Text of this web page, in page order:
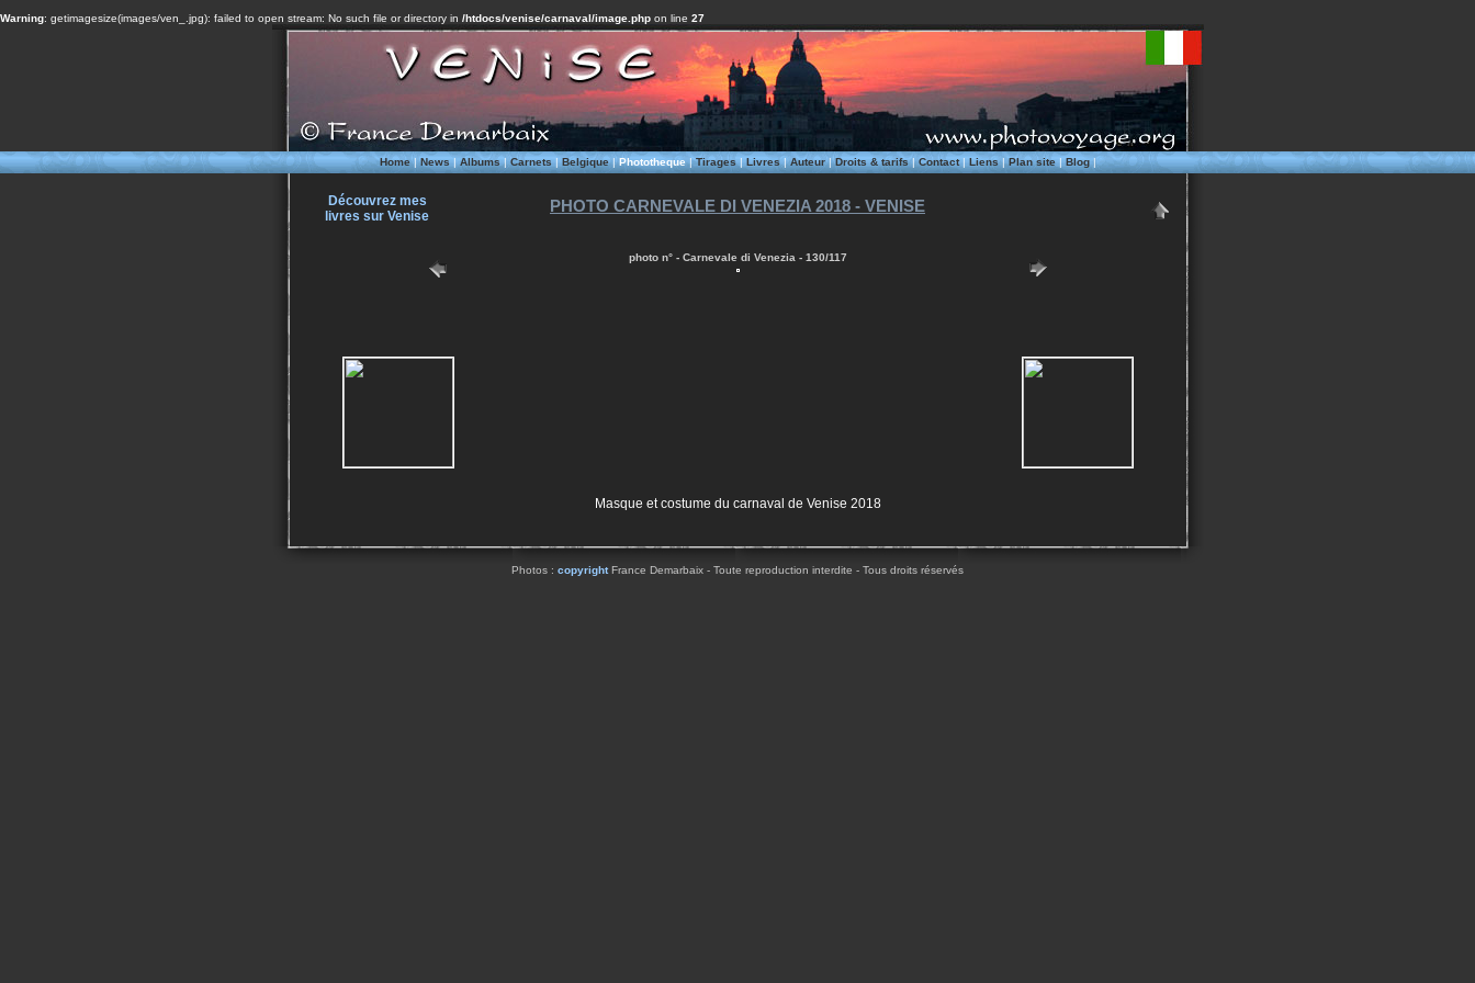
Warning: getimagesize(images/ven_.jpg): failed to open stream: No such file or directory in /htdocs/venise/carnaval/image.php on line 27
Home|News| Albums| Carnets|Belgique|Phototheque|Tirages|Livres|Auteur|Droits & tarifs|Contact|Liens|Plan site|Blog|
Découvrez mes
livres sur Venise
PHOTO CARNEVALE DI VENEZIA 2018 - VENISE
photo n° - Carnevale di Venezia - 130/117
Masque et costume du carnaval de Venise 2018
Photos : copyrightFrance Demarbaix - Toute reproduction interdite - Tous droits réservés